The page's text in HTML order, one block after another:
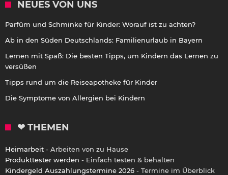
NEUES VON UNS
Parfüm und Schminke für Kinder: Worauf ist zu achten?
Ab in den Süden Deutschlands: Familienurlaub in Bayern
Lernen mit Spaß: Die besten Tipps, um Kindern das Lernen zu
versüßen
Tipps rund um die Reiseapotheke für Kinder
Die Symptome von Allergien bei Kindern
❤ THEMEN
Heimarbeit - Arbeiten von zu Hause
Produkttester werden - Einfach testen & behalten
Kindergeld Auszahlungstermine 2026 - Termine im Überblick